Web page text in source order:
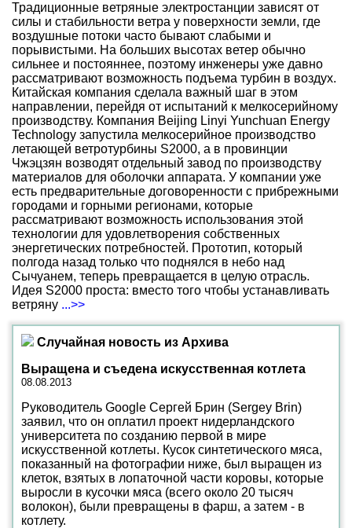
Традиционные ветряные электростанции зависят от
силы и стабильности ветра у поверхности земли, где
воздушные потоки часто бывают слабыми и
порывистыми. На больших высотах ветер обычно
сильнее и постояннее, поэтому инженеры уже давно
рассматривают возможность подъема турбин в воздух.
Китайская компания сделала важный шаг в этом
направлении, перейдя от испытаний к мелкосерийному
производству. Компания Beijing Linyi Yunchuan Energy
Technology запустила мелкосерийное производство
летающей ветротурбины S2000, а в провинции
Чжэцзян возводят отдельный завод по производству
материалов для оболочки аппарата. У компании уже
есть предварительные договоренности с прибрежными
городами и горными регионами, которые
рассматривают возможность использования этой
технологии для удовлетворения собственных
энергетических потребностей. Прототип, который
полгода назад только что поднялся в небо над
Сычуанем, теперь превращается в целую отрасль.
Идея S2000 проста: вместо того чтобы устанавливать
ветряну ...>>
Случайная новость из Архива
Выращена и съедена искусственная котлета
08.08.2013
Руководитель Google Сергей Брин (Sergey Brin)
заявил, что он оплатил проект нидерландского
университета по созданию первой в мире
искусственной котлеты. Кусок синтетического мяса,
показанный на фотографии ниже, был выращен из
клеток, взятых в лопаточной части коровы, которые
выросли в кусочки мяса (всего около 20 тысяч
волокон), были превращены в фарш, а затем - в
котлету.